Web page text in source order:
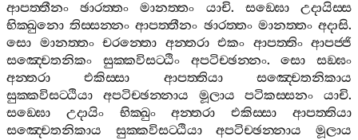
ආපත‍්තීනං
ඡාරත‍්තං මානත‍්තං යාචි. සඞ‍්ඝො
උදායිස‍්ස
භික‍්ඛුනො තිස‍්සන‍්නං ආපත‍්තීනං ඡාරත‍්තං මානත‍්තං අදාසි.
සො මානත‍්තං චරන‍්තො අන‍්තරා එකං ආපත‍්තිං ආපජ‍්ජි
සඤ‍්චෙතනිකං
සුක‍්කවිසට‍්ඨිං අපටිච‍්ඡන‍්නං.සො
සඞ‍්ඝං
අන‍්තරා
එකිස‍්සා ආපත‍්තියා
සඤ‍්චෙතනිකාය
සුක‍්කවිසට‍්ඨියා
අපටිච‍්ඡන‍්නාය මූලාය පටිකස‍්සනං යාචි.
සඞ‍්ඝො
උදායිං භික‍්ඛුං අන‍්තරා එකිස‍්සා
ආපත‍්තියා
සඤ‍්චෙතනිකාය
සුක‍්කවිසට‍්ඨියා අපටිච‍්ඡන‍්නාය
මූලාය